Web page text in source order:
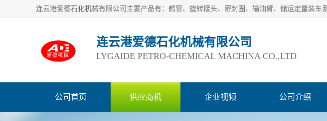
连云港爱德石化机械有限公司
LYGAIDE PETRO-CHEMICAL MACHINA CO.,LTD
公司首页 供应商机 企业视频 公司介绍